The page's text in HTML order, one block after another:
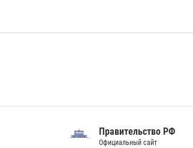
Правительство РФ
Официальный сайт